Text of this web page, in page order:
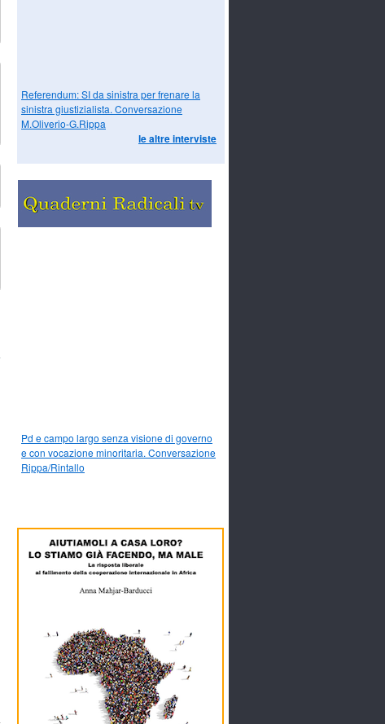
Referendum: SI da sinistra per frenare la
sinistra giustizialista. Conversazione
M.Oliverio-G.Rippa
le altre interviste
Pd e campo largo senza visione di governo
e con vocazione minoritaria. Conversazione
Rippa/Rintallo